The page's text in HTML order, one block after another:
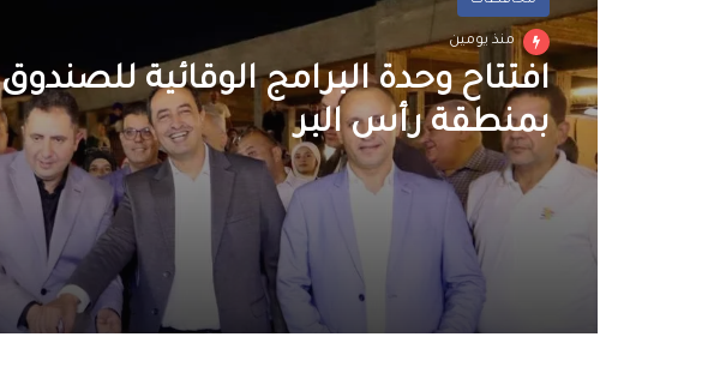
منذ يومين
افتتاح وحدة البرامج الوقائية للصندوق
بمنطقة رأس البر